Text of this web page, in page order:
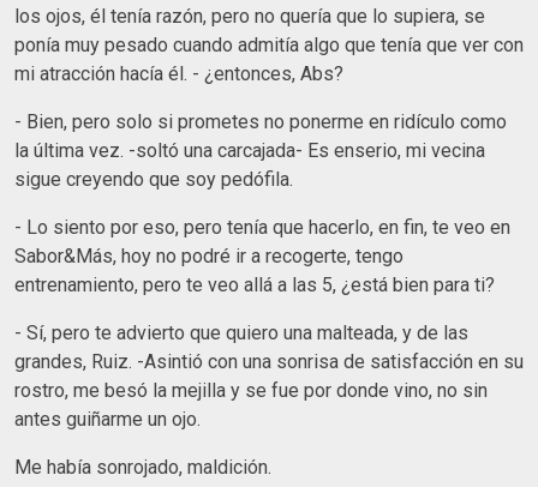
los ojos, él tenía razón, pero no quería que lo supiera, se
ponía muy pesado cuando admitía algo que tenía que ver con
mi atracción hacía él. - ¿entonces, Abs?
- Bien, pero solo si prometes no ponerme en ridículo como
la última vez. -soltó una carcajada- Es enserio, mi vecina
sigue creyendo que soy pedófila.
- Lo siento por eso, pero tenía que hacerlo, en fin, te veo en
Sabor&Más, hoy no podré ir a recogerte, tengo
entrenamiento, pero te veo allá a las 5, ¿está bien para ti?
- Sí, pero te advierto que quiero una malteada, y de las
grandes, Ruiz. -Asintió con una sonrisa de satisfacción en su
rostro, me besó la mejilla y se fue por donde vino, no sin
antes guiñarme un ojo.
Me había sonrojado, maldición.